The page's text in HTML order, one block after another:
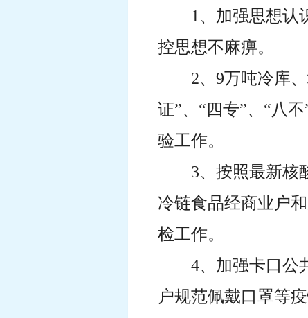
1、加强思想认
控思想不麻痹。
2、9万吨冷库
证”、“四专”、“八
验工作。
3、按照最新核
冷链食品经商业户
检工作。
4、加强卡口公
户规范佩戴口罩等